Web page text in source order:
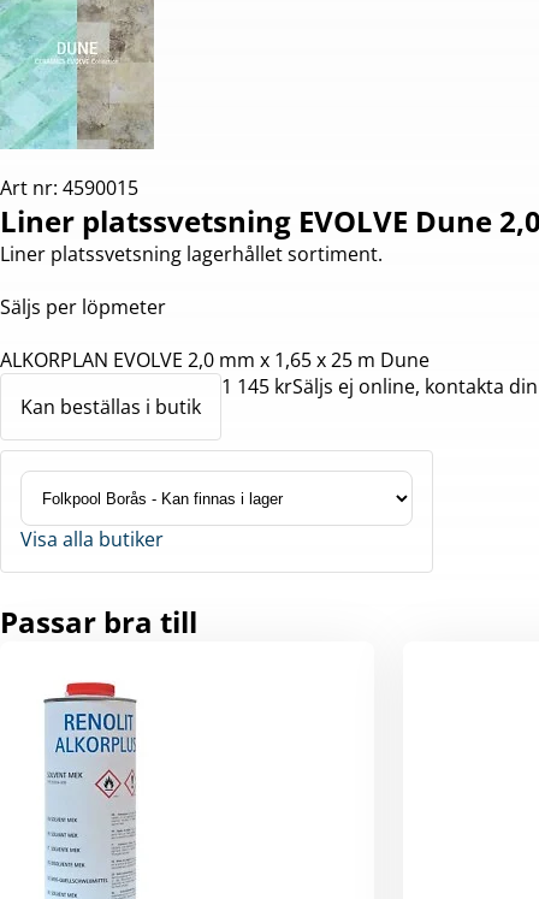
Art nr: 4590015
Liner platssvetsning EVOLVE Dune
Liner platssvetsning lagerhållet sortiment.
Säljs per löpmeter
ALKORPLAN EVOLVE 2,0 mm x 1,65 x 25 m Dune
Kan beställas i butik
1 145 krSäljs ej online, kontakta
Visa alla butiker
Passar bra till